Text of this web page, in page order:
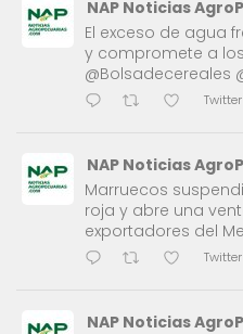
NAP Noticias
El exceso de agua
y compromete a
@Bolsadecereales
Twitter
NAP Noticias
Marruecos
roja y abre una
exportadores del
Twitter
NAP Noticias